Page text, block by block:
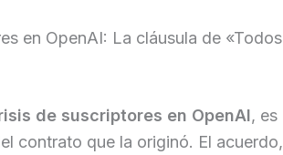
en OpenAI: La cláusula de «Todos
de suscriptores en OpenAI, es
contrato que la originó. El acuerdo,